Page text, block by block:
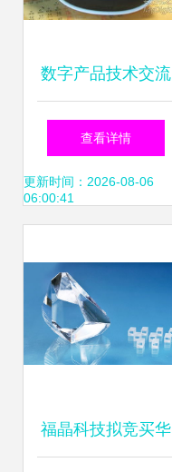
数字产品技术交流
网站 构建开发者生
态与知识共享的新
查看详情
更新时间：2026-08-06
06:00:41
福晶科技拟竞买华